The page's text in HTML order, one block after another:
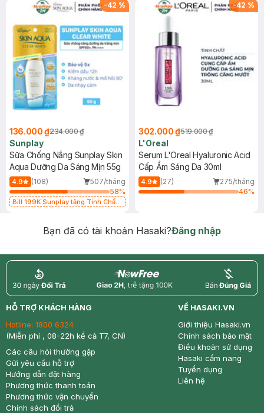
-42 %
136.000 ₫234.000 ₫
Sunplay
Sữa Chống Nắng Sunplay Skin
Aqua Dưỡng Da Sáng Mịn 55g
4.9 (108)
507/tháng
58%
Bill 199K Sunplay tặng Tinh Chất
-42 %
302.000 ₫519.000 ₫
L'Oreal
Serum L'Oreal Hyaluronic Acid
Cấp Ẩm Sáng Da 30ml
4.9 (27)
275/tháng
46%
Bạn đã có tài khoản Hasaki?Đăng nhập
return nowfree price
HỖ TRỢ KHÁCH HÀNG
Hotline: 1800 6324
(Miễn phí , 08-22h kể cả T7, CN)
Các câu hỏi thường gặp
Gửi yêu cầu hỗ trợ
Hướng dẫn đặt hàng
Phương thức thanh toán
Phương thức vận chuyển
Chính sách đổi trả
VỀ HASAKI.VN
Giới thiệu Hasaki.vn
Chính sách bảo mật
Điều khoản sử dụng
Hasaki cẩm nang
Tuyển dụng
Liên hệ